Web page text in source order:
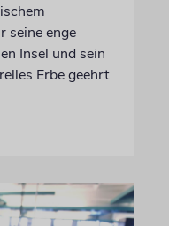
seine enge
Insel und sein
Erbe geehrt